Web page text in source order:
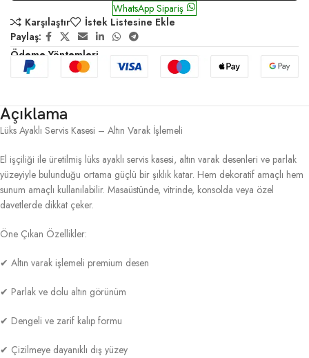
WhatsApp Sipariş
Karşılaştır
İstek Listesine Ekle
Paylaş:
Ödeme Yöntemleri
Açıklama
Lüks Ayaklı Servis Kasesi – Altın Varak İşlemeli
El işçiliği ile üretilmiş lüks ayaklı servis kasesi, altın varak desenleri ve parlak
yüzeyiyle bulunduğu ortama güçlü bir şıklık katar. Hem dekoratif amaçlı hem
sunum amaçlı kullanılabilir. Masaüstünde, vitrinde, konsolda veya özel
davetlerde dikkat çeker.
Öne Çıkan Özellikler:
✔ Altın varak işlemeli premium desen
✔ Parlak ve dolu altın görünüm
✔ Dengeli ve zarif kalıp formu
✔ Çizilmeye dayanıklı dış yüzey